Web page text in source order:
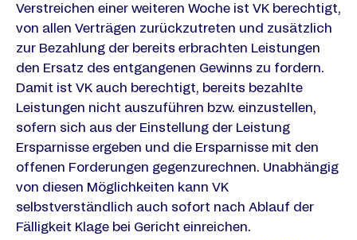
Verstreichen einer weiteren Woche ist VK berechtigt,
von allen Verträgen zurückzutreten und zusätzlich
zur Bezahlung der bereits erbrachten Leistungen
den Ersatz des entgangenen Gewinns zu fordern.
Damit ist VK auch berechtigt, bereits bezahlte
Leistungen nicht auszuführen bzw. einzustellen,
sofern sich aus der Einstellung der Leistung
Ersparnisse ergeben und die Ersparnisse mit den
offenen Forderungen gegenzurechnen. Unabhängig
von diesen Möglichkeiten kann VK
selbstverständlich auch sofort nach Ablauf der
Fälligkeit Klage bei Gericht einreichen.